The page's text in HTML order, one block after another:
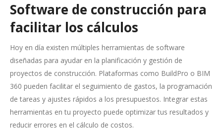
Software de construcción para
facilitar los cálculos
Hoy en día existen múltiples herramientas de software
diseñadas para ayudar en la planificación y gestión de
proyectos de construcción. Plataformas como BuildPro o BIM
360 pueden facilitar el seguimiento de gastos, la programación
de tareas y ajustes rápidos a los presupuestos. Integrar estas
herramientas en tu proyecto puede optimizar tus resultados y
reducir errores en el cálculo de costos.